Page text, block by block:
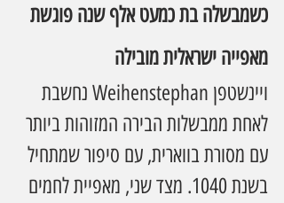
כשמבשלה בת כמעט אלף שנה פוגשת
מאפייה ישראלית מובילה
ויינשטפן Weihenstephan נחשבת
לאחת ממבשלות הבירה המזוהות ביותר
עם מסורת בווארית, עם סיפור שמתחיל
בשנת 1040. מצד שני, מאפיית לחמים